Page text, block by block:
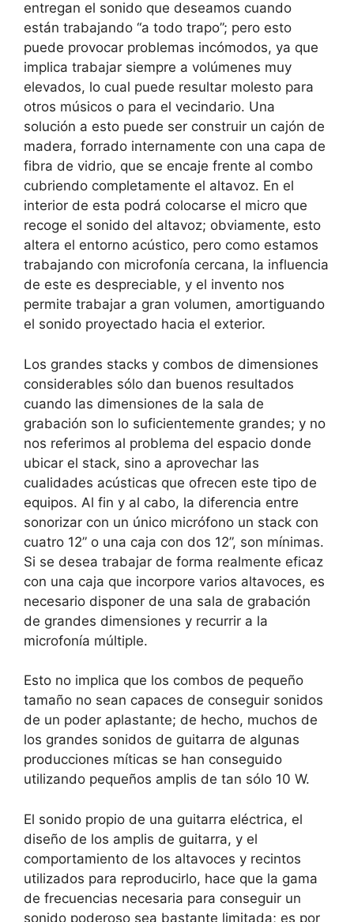
entregan el sonido que deseamos cuando
están trabajando “a todo trapo”; pero esto
puede provocar problemas incómodos, ya que
implica trabajar siempre a volúmenes muy
elevados, lo cual puede resultar molesto para
otros músicos o para el vecindario. Una
solución a esto puede ser construir un cajón de
madera, forrado internamente con una capa de
fibra de vidrio, que se encaje frente al combo
cubriendo completamente el altavoz. En el
interior de esta podrá colocarse el micro que
recoge el sonido del altavoz; obviamente, esto
altera el entorno acústico, pero como estamos
trabajando con microfonía cercana, la influencia
de este es despreciable, y el invento nos
permite trabajar a gran volumen, amortiguando
el sonido proyectado hacia el exterior.
Los grandes stacks y combos de dimensiones
considerables sólo dan buenos resultados
cuando las dimensiones de la sala de
grabación son lo suficientemente grandes; y no
nos referimos al problema del espacio donde
ubicar el stack, sino a aprovechar las
cualidades acústicas que ofrecen este tipo de
equipos. Al fin y al cabo, la diferencia entre
sonorizar con un único micrófono un stack con
cuatro 12” o una caja con dos 12”, son mínimas.
Si se desea trabajar de forma realmente eficaz
con una caja que incorpore varios altavoces, es
necesario disponer de una sala de grabación
de grandes dimensiones y recurrir a la
microfonía múltiple.
Esto no implica que los combos de pequeño
tamaño no sean capaces de conseguir sonidos
de un poder aplastante; de hecho, muchos de
los grandes sonidos de guitarra de algunas
producciones míticas se han conseguido
utilizando pequeños amplis de tan sólo 10 W.
El sonido propio de una guitarra eléctrica, el
diseño de los amplis de guitarra, y el
comportamiento de los altavoces y recintos
utilizados para reproducirlo, hace que la gama
de frecuencias necesaria para conseguir un
sonido poderoso sea bastante limitada; es por